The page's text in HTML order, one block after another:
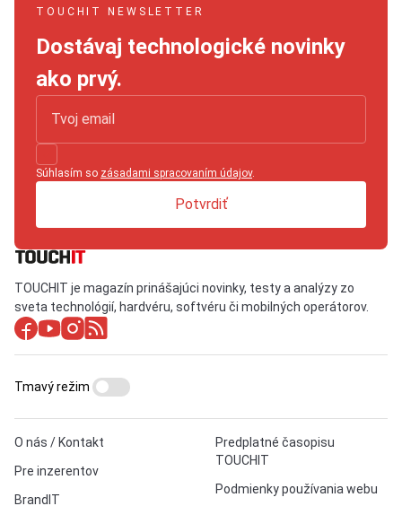
TOUCHIT NEWSLETTER
Dostávaj technologické novinky
ako prvý.
Súhlasím so zásadami spracovaním údajov.
Potvrdiť
TOUCHIT je magazín prinášajúci novinky, testy a analýzy zo
sveta technológií, hardvéru, softvéru či mobilných operátorov.
O nás / Kontakt
Pre inzerentov
BrandIT
Predplatné časopisu
TOUCHIT
Podmienky používania webu
Tmavý režim